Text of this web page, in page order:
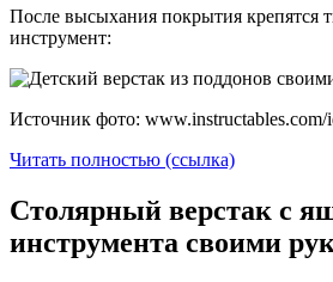
После высыхания покрытия крепятся
инструмент:
Источник фото:
Читать полностью (ссылка)
Столярный верстак с
инструмента своими